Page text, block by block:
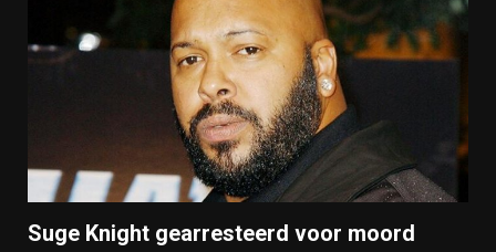
Suge Knight gearresteerd voor moord